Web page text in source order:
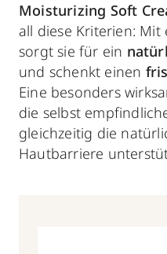
Moisturizing Soft
all diese Kriterien:
sorgt sie für ein
und schenkt einen
Eine besonders
die selbst
gleichzeitig die
Hautbarriere